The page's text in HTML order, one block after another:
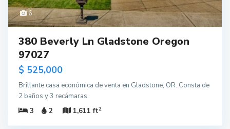
6
380 Beverly Ln Gladstone Oregon
97027
$ 525,000
Brillante casa económica de venta en Gladstone, OR. Consta de
2 baños y 3 recámaras.
3
2 1,611 ft2